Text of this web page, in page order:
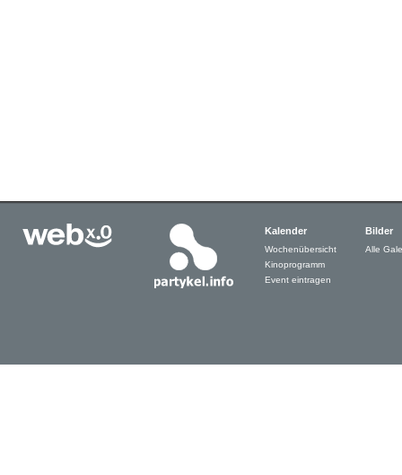
Kalender
Wochenübersicht
Kinoprogramm
Event eintragen
Bilder
Alle